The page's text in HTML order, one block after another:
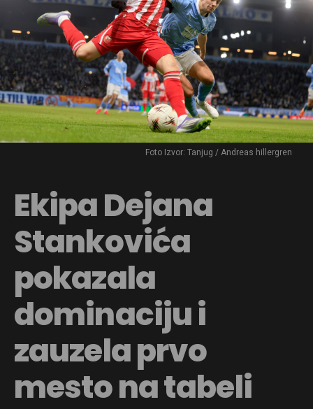
Foto Izvor: Tanjug / Andreas hillergren
Ekipa Dejana
Stankovića
pokazala
dominaciju i
zauzela prvo
mesto na tabeli